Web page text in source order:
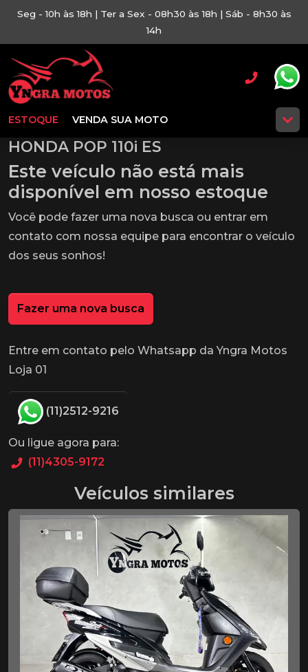
Seg - 10h às 18h | Ter a Sex - 08h30 às 18h | Sáb - 8h30 às
14h
ESTOQUE VENDA SUA MOTO
HONDA POP 110i ES
Este veículo não está mais
disponível em nosso estoque
Você pode fazer uma nova busca ou entrar em
contato com nossa equipe para encontrar o veículo
dos seus sonhos!
Fazer uma nova busca
Entre em contato pelo Whatsapp da Yngra Motos
Loja 01
(11)2512-9216
Ou ligue agora para:
(11)4305-9172
Veículos similares